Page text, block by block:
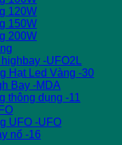
120W
150W
200W
-UFO2L
Hạt Led Vàng -30
Bay -MDA
thông dụng -11
UFO -UFO
nổ -16